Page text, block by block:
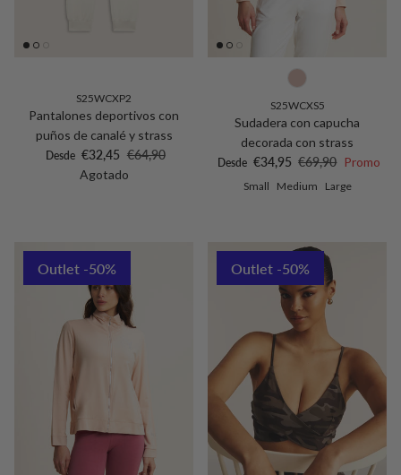
S25WCXP2
Pantalones deportivos con
puños de canalé y strass
Precio de venta
Desde €32,45 Precio normal
€64,90
Agotado
S25WCXS5
Sudadera con capucha
decorada con strass
Precio de venta
Desde €34,95 Precio normal
€69,90 Promo
Small Medium Large
Outlet -50% Outlet -50%